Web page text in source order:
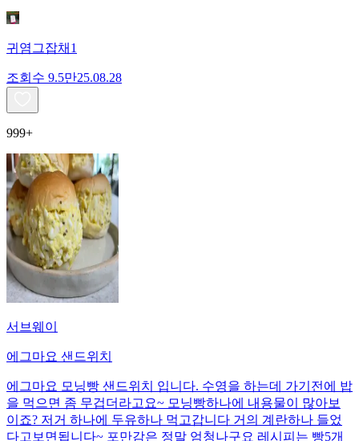
귀염그잡채1
조회수 9.5만25.08.28
999+
서브웨이
에그마요 샌드위치
에그마요 모닝빵 샌드위치 입니다. 수영을 하는데 가기전에 밥
을 먹으면 좀 무겁더라고요~ 모닝빵하나에 내용물이 많아보
이죠? 저거 하나에 두유하나 먹고갑니다 거의 계란하나 들었
다고보면됩니다~ 포만감은 정말 엄청나구요 레시피는 빵5개